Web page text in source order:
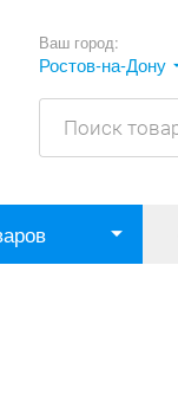
Ваш город:
Ростов-на-Дону